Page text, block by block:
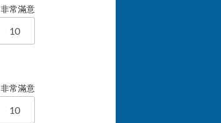
非常滿意
10
非常滿意
10